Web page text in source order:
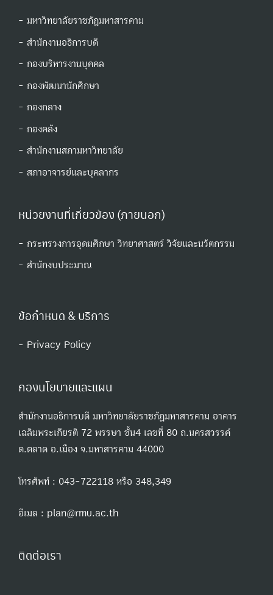
- มหาวิทยาลัยราชภัฏมหาสารคาม
- สำนักงานอธิการบดี
- กองบริหารงานบุคคล
- กองพัฒนานักศึกษา
- กองกลาง
- กองคลัง
- สำนักงานสภามหาวิทยาลัย
- สภาอาจารย์และบุคลากร
หน่วยงานที่เกี่ยวข้อง (ภายนอก)
- กระทรวงการอุดมศึกษา วิทยาศาสตร์ วิจัยและนวัตกรรม
- สํานักงบประมาณ
ข้อกำหนด & บริการ
- Privacy Policy
กองนโยบายและแผน
สำนักงานอธิการบดี มหาวิทยาลัยราชภัฏมหาสารคาม อาคาร
เฉลิมพระเกียรติ 72 พรรษา ชั้น4 เลขที่ 80 ถ.นครสวรรค์
ต.ตลาด อ.เมือง จ.มหาสารคาม 44000
โทรศัพท์ : 043-722118 หรือ 348,349
อีเมล : plan@rmu.ac.th
ติดต่อเรา